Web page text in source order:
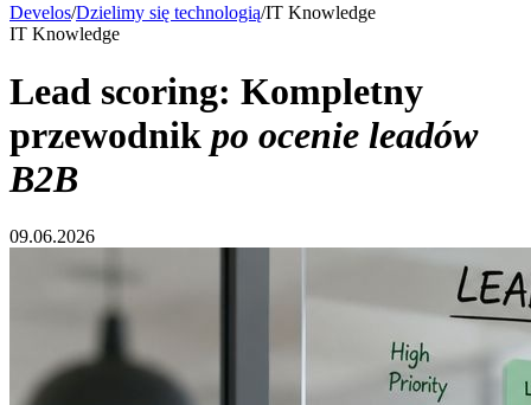
Develos/Dzielimy się technologią/IT Knowledge
IT Knowledge
Lead scoring: Kompletny
przewodnik po ocenie leadów
B2B
09.06.2026